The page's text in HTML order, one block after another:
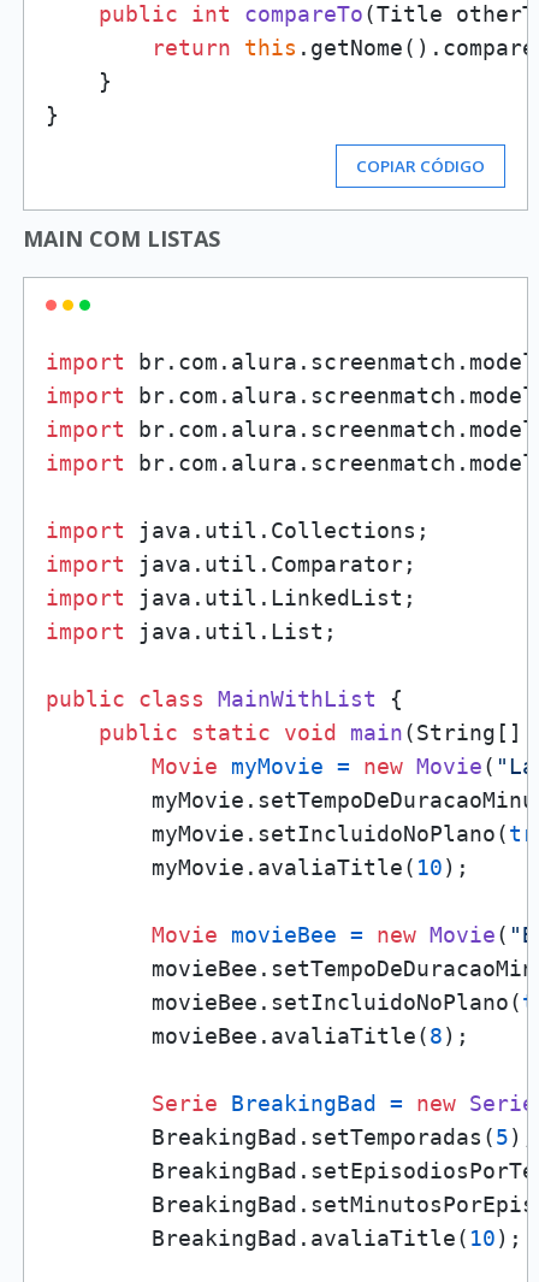
public
int compareTo(Title
return
this
    }
COPIAR CÓDIGO
MAIN COM LISTAS
import
import
import
import
import
import
import
import java.util.List;
public class MainWithList {
public
static void main(String[]
Movie
myMovie = new Movie(
        myMovie.setIncluidoNoPlano(
        myMovie.avaliaTitle(
10);
Movie movieBee = new Movie(
        movieBee.setIncluidoNoPlano(
        movieBee.avaliaTitle(
8);
Serie BreakingBad = new Serie
        BreakingBad.setTemporadas(
5);
        BreakingBad.avaliaTitle(
10);